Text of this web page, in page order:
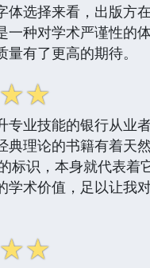
体选择来看，出版方
一种对学术严谨性的
有了更高的期待。
☆☆
专业技能的银行从业
典理论的书籍有着天然
标识，本身就代表着
学术价值，足以让我
☆☆